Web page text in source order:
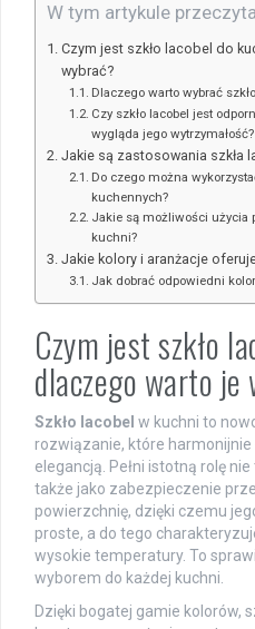
W tym artykule
Czym jest szkło lacobel do
wybrać?
Dlaczego warto wybrać
Czy szkło lacobel jest
wygląda jego wytrzymałość?
Jakie są zastosowania szkła
Do czego można
kuchennych?
Jakie są możliwości użycia
kuchni?
Jakie kolory i aranżacje
Jak dobrać odpowiedni
Czym jest szkło
dlaczego warto je
Szkło lacobel w kuchni to
rozwiązanie, które harmonijnie
elegancją. Pełni istotną rolę
także jako zabezpieczenie
powierzchnię, dzięki czemu
proste, a do tego
wysokie temperatury. To
wyborem do każdej kuchni.
Dzięki bogatej gamie kolorów,